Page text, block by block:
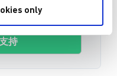
only
持